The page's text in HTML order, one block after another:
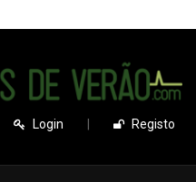
Login Registo